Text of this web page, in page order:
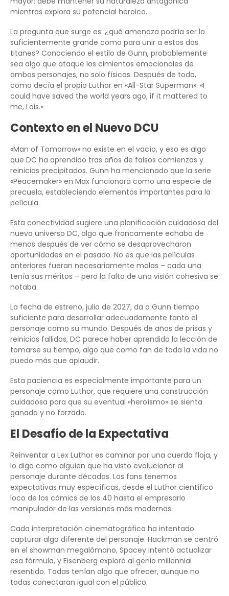
mientras explora su potencial heroico.
La pregunta que surge es: ¿qué amenaza podría ser lo
suficientemente grande como para unir a estos dos
titanes? Conociendo el estilo de Gunn, probablemente
sea algo que ataque los cimientos emocionales de
ambos personajes, no solo físicos. Después de todo,
como decía el propio Luthor en «All-Star Superman»: «I
could have saved the world years ago, if it mattered to
me, Lois.»
Contexto en el Nuevo DCU
«Man of Tomorrow» no existe en el vacío, y eso es algo
que DC ha aprendido tras años de falsos comienzos y
reinicios precipitados. Gunn ha mencionado que la serie
«Peacemaker» en Max funcionará como una especie de
precuela, estableciendo elementos importantes para la
película.
Esta conectividad sugiere una planificación cuidadosa del
nuevo universo DC, algo que francamente echaba de
menos después de ver cómo se desaprovecharon
oportunidades en el pasado. No es que las películas
anteriores fueran necesariamente malas – cada una
tenía sus méritos – pero la falta de una visión cohesiva se
notaba.
La fecha de estreno, julio de 2027, da a Gunn tiempo
suficiente para desarrollar adecuadamente tanto el
personaje como su mundo. Después de años de prisas y
reinicios fallidos, DC parece haber aprendido la lección de
tomarse su tiempo, algo que como fan de toda la vida no
puedo más que aplaudir.
Esta paciencia es especialmente importante para un
personaje como Luthor, que requiere una construcción
cuidadosa para que su eventual «heroísmo» se sienta
ganado y no forzado.
El Desafío de la Expectativa
Reinventar a Lex Luthor es caminar por una cuerda floja, y
lo digo como alguien que ha visto evolucionar al
personaje durante décadas. Los fans tenemos
expectativas muy específicas, desde el Luthor científico
loco de los cómics de los 40 hasta el empresario
manipulador de las versiones más modernas.
Cada interpretación cinematográfica ha intentado
capturar algo diferente del personaje. Hackman se centró
en el showman megalómano, Spacey intentó actualizar
esa fórmula, y Eisenberg exploró al genio millennial
resentido. Todas tenían algo que ofrecer, aunque no
todas conectaran igual con el público.